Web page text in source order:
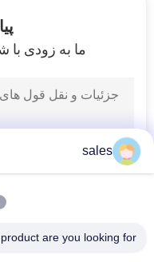
فلوراید
آمونیوم
10
ما به زودی
sales
are you looking for?